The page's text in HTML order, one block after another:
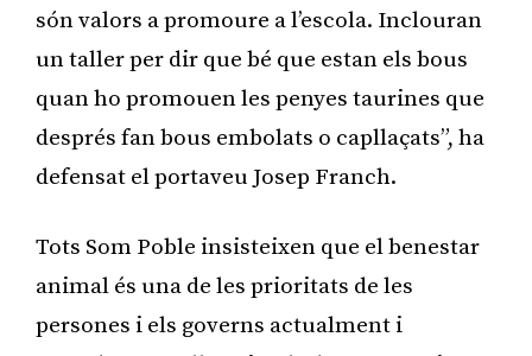
són valors a promoure a l’escola. Inclouran
un taller per dir que bé que estan els bous
quan ho promouen les penyes taurines que
després fan bous embolats o capllaçats”, ha
defensat el portaveu Josep Franch.
Tots Som Poble insisteixen que el benestar
animal és una de les prioritats de les
persones i els governs actualment i